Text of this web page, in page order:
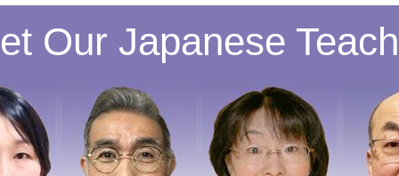
Our Japanese